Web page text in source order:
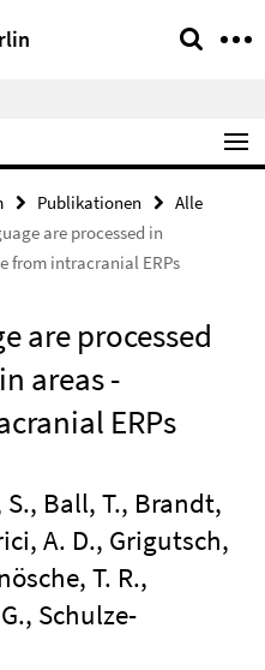
Publikationen
Alle
are processed in
from intracranial ERPs
are processed
areas -
ERPs
Ball, T., Brandt,
A. D., Grigutsch,
T. R.,
Schulze-